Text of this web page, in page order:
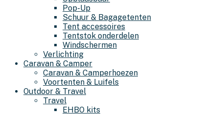
Pop-Up
Schuur & Bagagetenten
Tent accessoires
Tentstok onderdelen
Windschermen
Verlichting
Caravan & Camper
Caravan & Camperhoezen
Voortenten & Luifels
Outdoor & Travel
Travel
EHBO kits